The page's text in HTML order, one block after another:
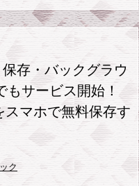
存・バックグラウ
サービス開始！
マホで無料保存す
ク